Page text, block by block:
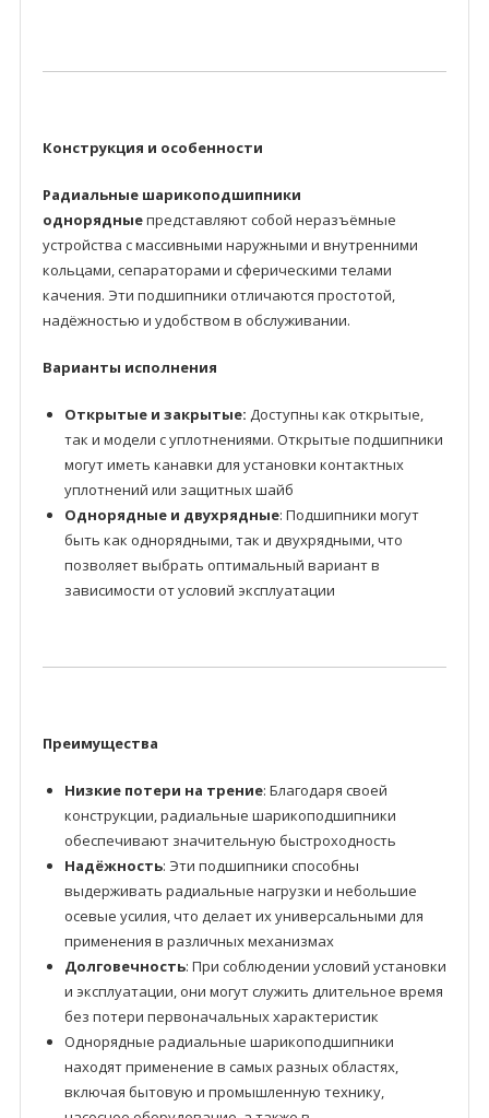
Конструкция и особенности
Радиальные шарикоподшипники
однорядныепредставляют собой неразъёмные
устройства с массивными наружными и внутренними
кольцами, сепараторами и сферическими телами
качения. Эти подшипники отличаются простотой,
надёжностью и удобством в обслуживании.
Варианты исполнения
Открытые и закрытые: Доступны как открытые,
так и модели с уплотнениями. Открытые подшипники
могут иметь канавки для установки контактных
уплотнений или защитных шайб
Однорядные и двухрядные: Подшипники могут
быть как однорядными, так и двухрядными, что
позволяет выбрать оптимальный вариант в
зависимости от условий эксплуатации
Преимущества
Низкие потери на трение: Благодаря своей
конструкции, радиальные шарикоподшипники
обеспечивают значительную быстроходность
Надёжность: Эти подшипники способны
выдерживать радиальные нагрузки и небольшие
осевые усилия, что делает их универсальными для
применения в различных механизмах
Долговечность: При соблюдении условий установки
и эксплуатации, они могут служить длительное время
без потери первоначальных характеристик
Однорядные радиальные шарикоподшипники
находят применение в самых разных областях,
включая бытовую и промышленную технику,